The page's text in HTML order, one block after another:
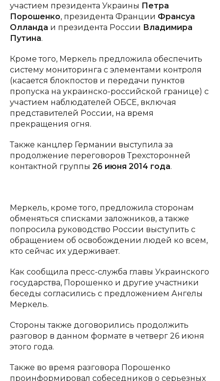
участием президента Украины Петра
Порошенко, президента Франции Франсуа
Олланда и президента России Владимира
Путина.
Кроме того, Меркель предложила обеспечить
систему мониторинга с элементами контроля
(касается блокпостов и передачи пунктов
пропуска на украинско-российской границе) с
участием наблюдателей ОБСЕ, включая
представителей России, на время
прекращения огня.
Также канцлер Германии выступила за
продолжение переговоров Трехсторонней
контактной группы 26 июня 2014 года.
Меркель, кроме того, предложила сторонам
обменяться списками заложников, а также
попросила руководство России выступить с
обращением об освобождении людей ко всем,
кто сейчас их удерживает.
Как сообщила пресс-служба главы Украинского
государства, Порошенко и другие участники
беседы согласились с предложением Ангелы
Меркель.
Стороны также договорились продолжить
разговор в данном формате в четверг 26 июня
этого года.
Также во время разговора Порошенко
проинформировал собеседников о серьезных